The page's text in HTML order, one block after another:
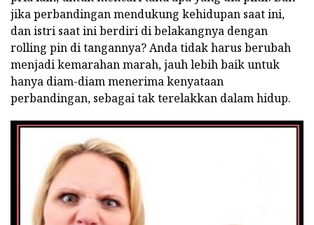
jika perbandingan mendukung kehidupan saat ini,
dan istri saat ini berdiri di belakangnya dengan
rolling pin di tangannya? Anda tidak harus berubah
menjadi kemarahan marah, jauh lebih baik untuk
hanya diam-diam menerima kenyataan
perbandingan, sebagai tak terelakkan dalam hidup.